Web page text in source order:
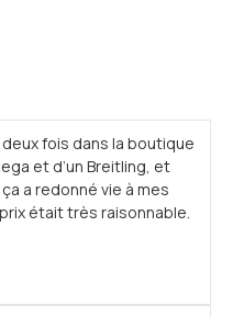
fois dans la boutique
et d’un Breitling, et
a redonné vie à mes
était très raisonnable.